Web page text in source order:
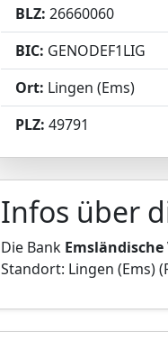
BLZ: 26660060
BIC: GENODEF1LIG
Ort: Lingen (Ems)
PLZ: 49791
Infos über
Die Bank
Standort: Lingen (Ems)